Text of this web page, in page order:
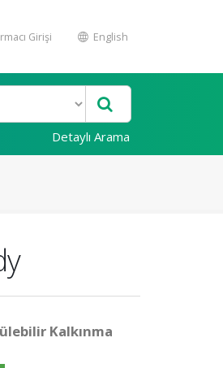
Girişi English
Detaylı Arama
Kalkınma